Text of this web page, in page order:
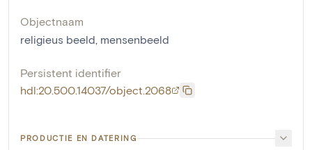
Objectnaam
religieus beeld, mensenbeeld
Persistent identifier
hdl:20.500.14037/object.2068
PRODUCTIE EN DATERING